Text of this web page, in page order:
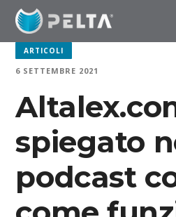
ARTICOLI
6 SETTEMBRE 2021
spiegato
podcast